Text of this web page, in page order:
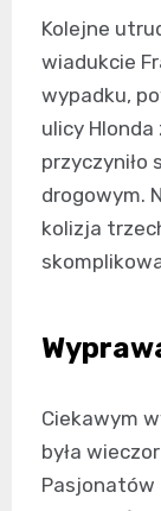
Kolejne
wiadukcie
wypadku,
ulicy
przyczyniło
drogowym.
kolizja
Ciekawym
była
Pasjonatów